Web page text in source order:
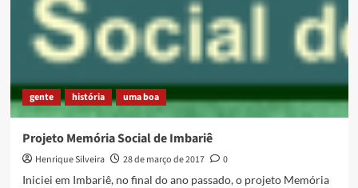
Ester
gente história uma boa
Projeto Memória Social de Imbariê
Henrique Silveira 28 de março de 2017
0
Iniciei em Imbariê, no final do ano passado, o projeto Memória